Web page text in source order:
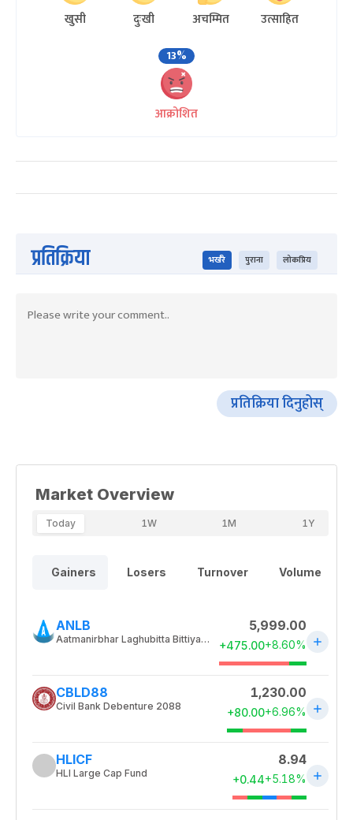
खुसी दुःखी अचम्मित
उत्साहित
13%
आक्रोशित
प्रतिक्रिया भर्खरै पुराना लोकप्रिय
प्रतिक्रिया दिनुहोस्